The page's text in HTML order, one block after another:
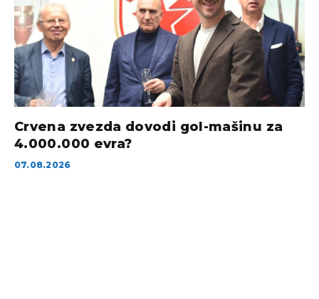
Crvena zvezda dovodi gol-mašinu za
4.000.000 evra?
07.08.2026